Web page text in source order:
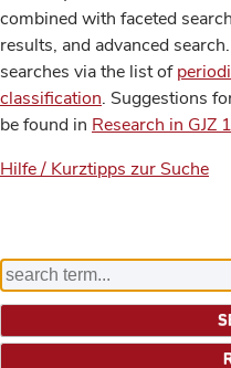
combined with faceted
results, and advanced
searches via the list of
classification. Suggestions
be found in Research in GJZ
Hilfe / Kurztipps zur Suche